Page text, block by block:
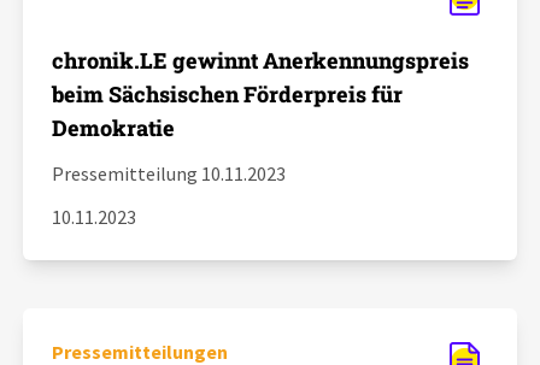
chronik.LE gewinnt Anerkennungspreis
beim Sächsischen Förderpreis für
Demokratie
Pressemitteilung 10.11.2023
10.11.2023
Pressemitteilungen